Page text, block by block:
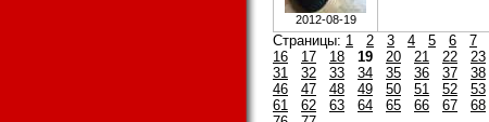
2012-08-19
Страницы: 1 2 3 4 5 6 7
16
17 18 19 20 21 22 23
31
32 33 34 35 36 37 38
46
47 48 49 50 51 52 53
61
62 63 64 65 66 67 68